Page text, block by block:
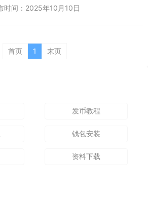
“加密货币定投”（Dollar-Cost Averagin...
时间：2025年10月10日
首页 1 末页
发币教程
钱包安装
资料下载